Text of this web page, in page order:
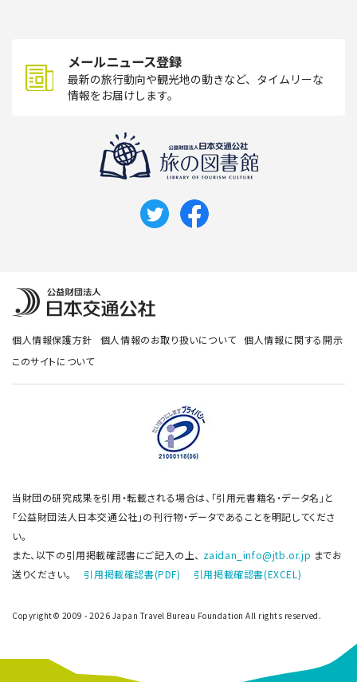
メールニュース登録
最新の旅行動向や観光地の動きなど、タイムリーな
情報をお届けします。
個人情報保護方針 個人情報のお取り扱いについて
個人情報に関する開示
このサイトについて
当財団の研究成果を引用・転載される場合は、「引用元書籍名・データ名」と
「公益財団法人日本交通公社」の刊行物・データであることを明記してくださ
い。
また、以下の引用掲載確認書にご記入の上、 zaidan_info@jtb.or.jp までお
送りください。 引用掲載確認書(PDF) 引用掲載確認書(EXCEL)
Copyright© 2009 - 2026 Japan Travel Bureau Foundation All rights reserved.